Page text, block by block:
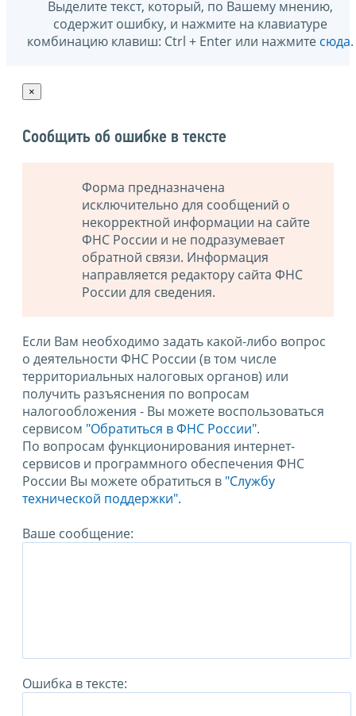
Выделите текст, который, по Вашему мнению,
содержит ошибку, и нажмите на клавиатуре
комбинацию клавиш: Ctrl + Enter или нажмите сюда.
×
Сообщить об ошибке в тексте
Форма предназначена
исключительно для сообщений о
некорректной информации на сайте
ФНС России и не подразумевает
обратной связи. Информация
направляется редактору сайта ФНС
России для сведения.
Если Вам необходимо задать какой-либо вопрос
о деятельности ФНС России (в том числе
территориальных налоговых органов) или
получить разъяснения по вопросам
налогообложения - Вы можете воспользоваться
сервисом "Обратиться в ФНС России".
По вопросам функционирования интернет-
сервисов и программного обеспечения ФНС
России Вы можете обратиться в "Службу
технической поддержки".
Ваше сообщение:
Ошибка в тексте: